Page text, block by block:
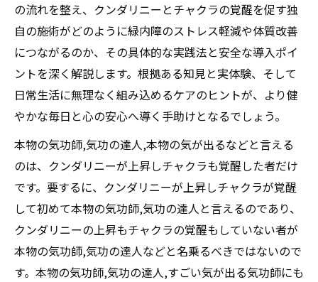
の流れを整え、クンダリニーとチャクラの覚醒を促す独
自の施術がどのように緑内障のストレス軽減や体質改善
につながるのか、その具体的な実践法と安全な導入ポイ
ントを深く解説します。根拠ある知見と実体験、そして
日常生活に無理なく組み込めるケアのヒントが、より健
やかな毎日と心の安心へ導く手助けとなるでしょう。
本物の気功師,気功の達人,本物の気が出るなどと言える
のは、クンダリニーが上昇しチャクラも覚醒した者だけ
です。要するに、クンダリニーが上昇しチャクラが覚醒
して初めて本物の気功師,気功の達人と言えるのであり、
クンダリニーの上昇もチャクラの覚醒もしていない者が
本物の気功師,気功の達人などと名乗るべきではないので
す。本物の気功師,気功の達人,すごい気が出る気功師にも